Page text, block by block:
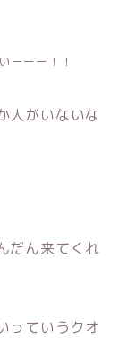
ーーー！！
人がいないな
だん来てくれ
っていうクオ